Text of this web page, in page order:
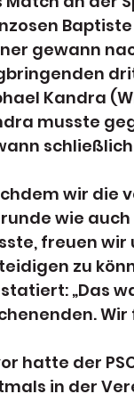
gewann
Kandra
musste
schließlich
wir die
wie
freuen
zu
„Das
hatte der
in der